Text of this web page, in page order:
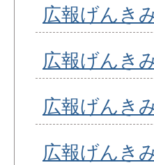
広報げんき
広報げんき
広報げんき
広報げんき